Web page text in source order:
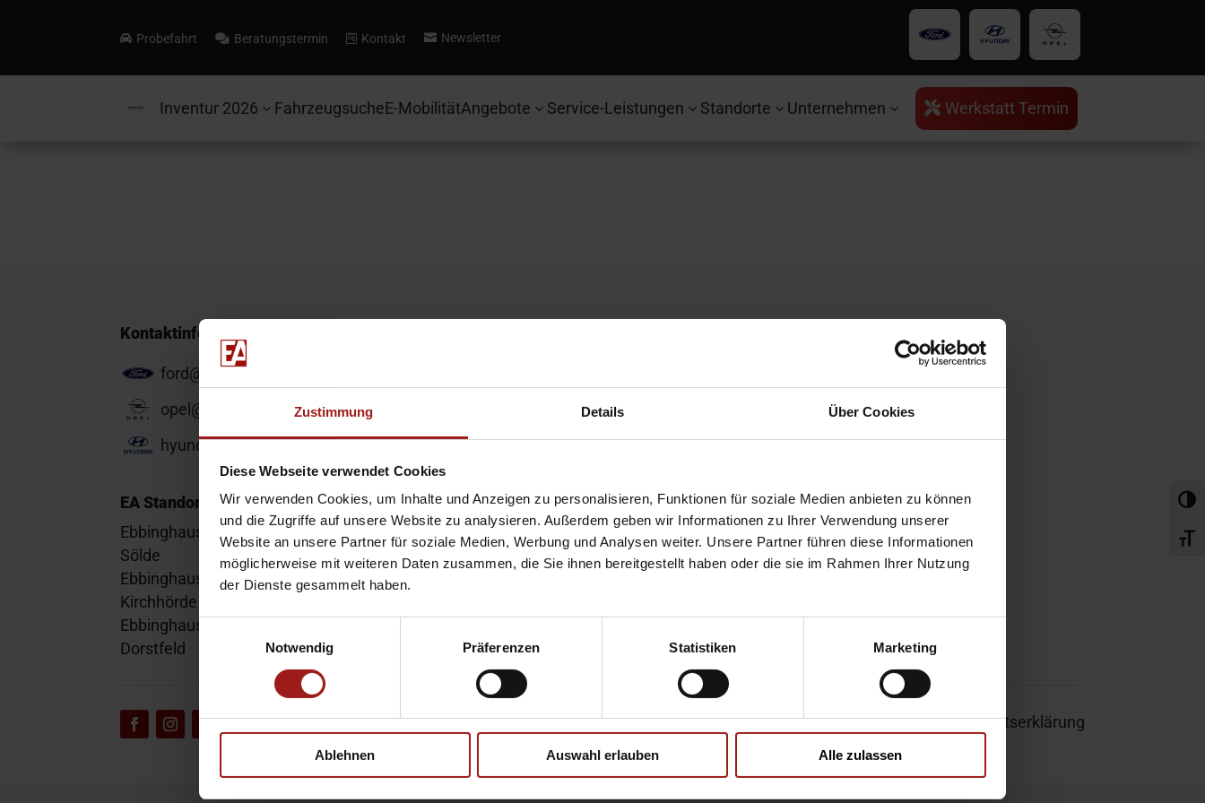
Zustimmung Details Über Cookies
Diese Webseite verwendet Cookies
Wir verwenden Cookies, um Inhalte und Anzeigen zu personalisieren, Funktionen für soziale Medien anbieten zu können
und die Zugriffe auf unsere Website zu analysieren. Außerdem geben wir Informationen zu Ihrer Verwendung unserer
Website an unsere Partner für soziale Medien, Werbung und Analysen weiter. Unsere Partner führen diese Informationen
möglicherweise mit weiteren Daten zusammen, die Sie ihnen bereitgestellt haben oder die sie im Rahmen Ihrer Nutzung
der Dienste gesammelt haben.
Einwilligungsauswahl
Notwendig
Präferenzen Statistiken Marketing
Ablehnen Auswahl erlauben Alle zulassen
 Probefahrt  Beratungstermin  Kontakt  Newsletter
Inventur 2026 3 FahrzeugsucheE-MobilitätAngebote 3 Service-Leistungen 3 Standorte 3 Unternehmen 3  Werkstatt Termin
Kontaktinformationen
ford@ea-mail.de
opel@ea-mail.de
hyundai@ea-mail.de
Ford
Opel
Beratungstermin
Probefahrt
EA Standorte
Ebbinghaus am Flughafen – Dortmund
Sölde
Ebbinghaus am Tierpark – Dortmund
Kirchhörde
Ebbinghaus Autozentrum – Dortmund
Dorstfeld
Ebbinghaus Ford Store – Bochum
Ebbinghaus in Hamm
Datenschutzerklärung|Impressum|Garantie|Barrierefreiheitserklärung